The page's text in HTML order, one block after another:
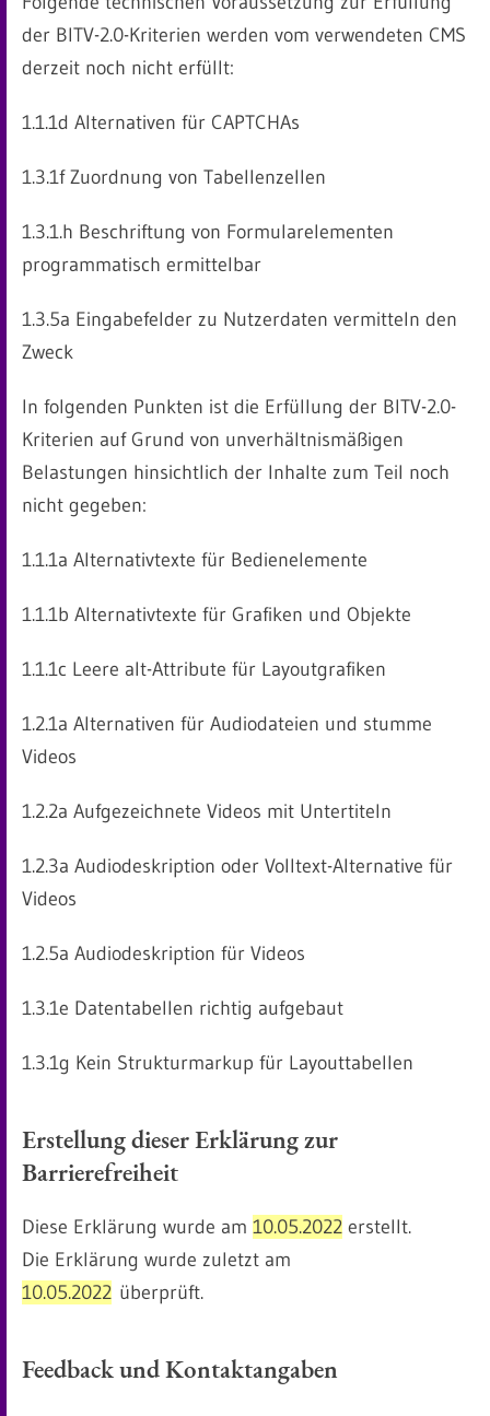
der BITV-2.0-Kriterien werden vom verwendeten CMS
derzeit noch nicht erfüllt:
1.1.1d Alternativen für CAPTCHAs
1.3.1f Zuordnung von Tabellenzellen
1.3.1.h Beschriftung von Formularelementen
programmatisch ermittelbar
1.3.5a Eingabefelder zu Nutzerdaten vermitteln den
Zweck
In folgenden Punkten ist die Erfüllung der BITV-2.0-
Kriterien auf Grund von unverhältnismäßigen
Belastungen hinsichtlich der Inhalte zum Teil noch
nicht gegeben:
1.1.1a Alternativtexte für Bedienelemente
1.1.1b Alternativtexte für Grafiken und Objekte
1.1.1c Leere alt-Attribute für Layoutgrafiken
1.2.1a Alternativen für Audiodateien und stumme
Videos
1.2.2a Aufgezeichnete Videos mit Untertiteln
1.2.3a Audiodeskription oder Volltext-Alternative für
Videos
1.2.5a Audiodeskription für Videos
1.3.1e Datentabellen richtig aufgebaut
1.3.1g Kein Strukturmarkup für Layouttabellen
Erstellung dieser Erklärung zur
Barrierefreiheit
Diese Erklärung wurde am 10.05.2022 erstellt.
Die Erklärung wurde zuletzt am
10.05.2022 überprüft.
Feedback und Kontaktangaben